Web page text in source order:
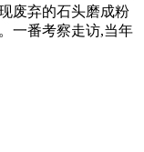
废弃的石头磨成粉
一番考察走访,当年